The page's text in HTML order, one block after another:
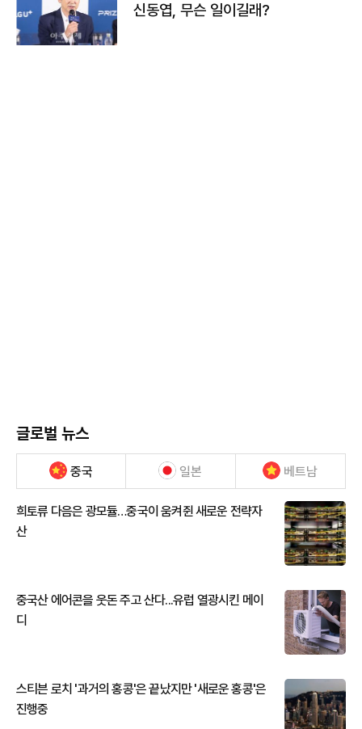
신동엽, 무슨 일이길래?
글로벌 뉴스
중국 일본 베트남
희토류 다음은 광모듈…중국이 움켜쥔 새로운 전략자
산
중국산 에어콘을 웃돈 주고 산다...유럽 열광시킨 메이
디
스티븐 로치 '과거의 홍콩'은 끝났지만 '새로운 홍콩'은
진행중